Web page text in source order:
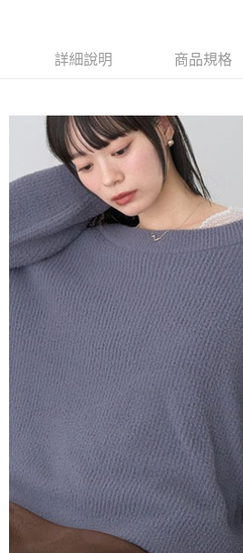
成交易。
3.實際核准額度、可分期數及費用金額請依後
法說明評估內容。
【繳款方式說明】
1.分期款項不併入電信帳單，「大哥付你分期
醒簡訊。
2.透過簡訊連結打開帳單後，可選擇「超商條
帳／街口支付／iPASS MONEY」等通路繳費。
【注意事項】
1.本服務係由「台灣大哥大股份有限公司」（
用戶於交易時，得透過本服務購買商品或服務
買賣價金債權讓與本公司後，依約使用本公司
2.基於同意付款使用「大哥付你分期」之契約
資料（包含姓名、電話或地址）提供予台灣大
由本公司與您本人進行分期帳單所需資料之確
3.完整用戶服務條款，請詳閱以下連結：
AFTEE先享後付是「在收到商品之後才付款
３．安心：先確認商品／服務後，再付款。
【「AFTEE先享後付」結帳流程】
１．於結帳方式選擇「AFTEE先享後付」後，
結帳頁面，進行簡訊認證並確認金額後，即可
２．訂單成立數日內，您將收到繳費通知簡訊。
３．收到繳費通知簡訊後14天內，點擊此簡
ATM／網路銀行／等多元方式進行付款，方視
※ 請注意：結帳手續完成當下不需立刻繳費
購買商品的店家。未經商家同意取消之訂單仍
後付繳納相關費用。
※ 交易是否成功請以「AFTEE先享後付 」之
是否繳費成功／繳費後需取消欲退款等相關
客戶支援中心」https://
【注意事項】
１．透過由恩沛科技股份有限公司提供之「
易，需依本服務之必要範圍內提供個人資料
權轉讓予恩沛科技股份有限公司。
２．關於個人資料處理事宜，請瀏覽以下網址：
https://aftee.tw/terms/#terms3
３．未成年的使用者請事先徵得法定代理人或
「AFTEE先享後付」，若未經同意申辦者引
４．使用「AFTEE先享後付」時，將依據個
時審查核予不同之上限額度；若仍有額度不
ATM付款
全家取貨付款
每筆NT$60，滿NT$388(含以上)免運費
全家純取貨
每筆NT$60，滿NT$388(含以上)免運費
萊爾富取貨付款
每筆NT$60，滿NT$888(含以上)免運費
萊爾富純取貨
每筆NT$60，滿NT$888(含以上)免運費
7-11取貨付款
每筆NT$60，滿NT$888(含以上)免運費
7-11純取貨
每筆NT$60，滿NT$888(含以上)免運費
宅配
每筆NT$90，滿NT$888(含以上)免運費
詳細說明 商品規格